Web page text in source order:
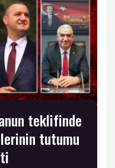
teklifinde
tutumu